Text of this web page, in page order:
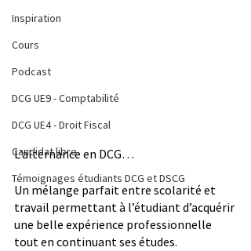
Inspiration
Cours
Podcast
DCG UE9 - Comptabilité
DCG UE4 - Droit Fiscal
Candidat libre
Témoignages étudiants DCG et DSCG
L’alternance en DCG…
Un mélange parfait entre scolarité et
travail permettant à l’étudiant d’acquérir
une belle expérience professionnelle
tout en continuant ses études.